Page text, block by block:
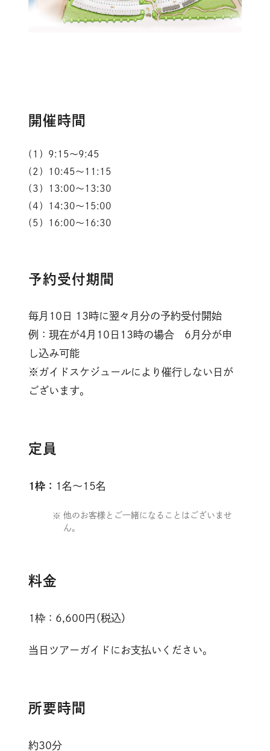
開催時間
9:15～9:45
10:45～ 11:15
13:00～ 13:30
14:30～ 15:00
16:00～ 16:30
予約受付期間
毎月10日 13時に翌々月分の予約受付開始
例：現在が4月10日13時の場合 6月分が申
し込み可能
※ガイドスケジュールにより催行しない日が
ございます。
定員
1枠： 1名～15名
他のお客様とご一緒になることはございませ
ん。
料金
1枠：6,600円（税込）
当日ツアーガイドにお支払いください。
所要時間
約30分